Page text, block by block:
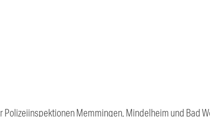
Memmingen, Mindelheim und Bad